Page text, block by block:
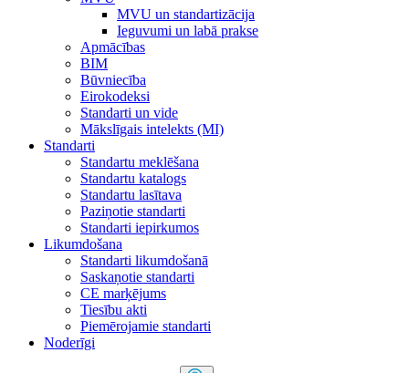
MVU un standartizācija
Ieguvumi un labā prakse
Apmācības
BIM
Būvniecība
Eirokodeksi
Standarti un vide
Mākslīgais intelekts (MI)
Standarti
Standartu meklēšana
Standartu katalogs
Standartu lasītava
Paziņotie standarti
Standarti iepirkumos
Likumdošana
Standarti likumdošanā
Saskaņotie standarti
CE marķējums
Tiesību akti
Piemērojamie standarti
Noderīgi